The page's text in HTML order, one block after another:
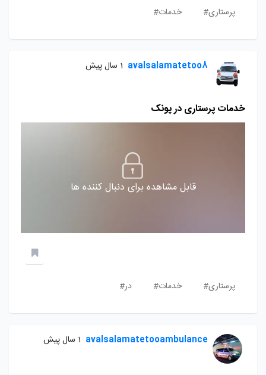
پرستاری# خدمات#
avalsalamatetoo8 1 سال پیش
خدمات پرستاری در پونک
قابل مشاهده برای دنبال کننده ها
پرستاری# خدمات# در#
avalsalamatetooambulance 1 سال پیش